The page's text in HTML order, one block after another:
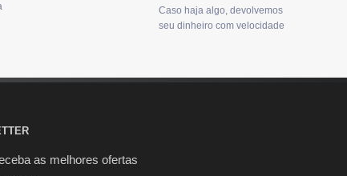
Caso haja algo, devolvemos
seu dinheiro com velocidade
as melhores ofertas